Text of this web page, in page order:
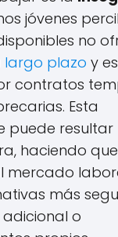
jóvenes
no
largo plazo y
contratos
Esta
puede resultar
haciendo
mercado
más
o